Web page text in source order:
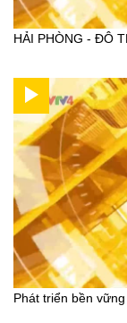
HẢI PHÒNG - ĐÔ
Phát triển bền